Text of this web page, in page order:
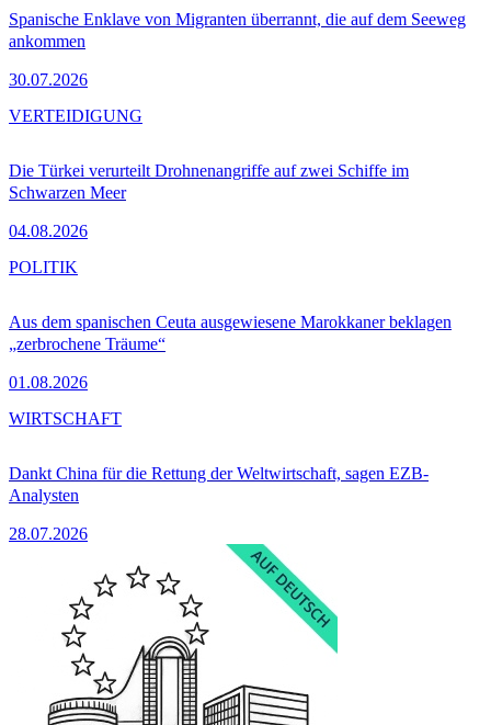
Spanische Enklave von Migranten überrannt, die auf dem Seeweg
ankommen
30.07.2026
Die Türkei verurteilt Drohnenangriffe auf zwei Schiffe im
Schwarzen Meer
04.08.2026
VERTEIDIGUNG
Aus dem spanischen Ceuta ausgewiesene Marokkaner beklagen
„zerbrochene Träume“
01.08.2026
POLITIK
Dankt China für die Rettung der Weltwirtschaft, sagen EZB-
Analysten
28.07.2026
WIRTSCHAFT